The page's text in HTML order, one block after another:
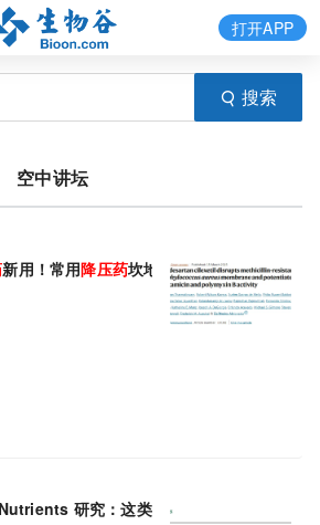
搜索
打开APP
空中讲坛
新用！常用降压药坎地沙坦酯竟成超级细菌
研究：这类饮食让高血压风险飙升